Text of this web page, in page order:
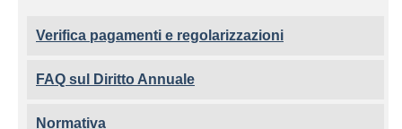
Verifica pagamenti e regolarizzazioni
FAQ sul Diritto Annuale
Normativa